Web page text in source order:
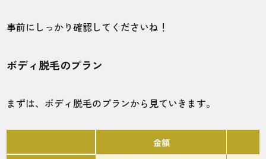
5.0
5 5
店舗
大阪梅田店
施術部位
ヒゲ
事前にしっかり確認してくださいね！
ボディ脱毛のプラン
まずは、ボディ脱毛のプランから見ていきます。
金額